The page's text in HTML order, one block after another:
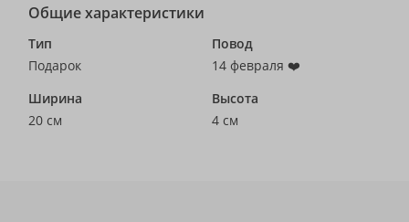
Общие характеристики
Тип
Подарок
Повод
14 февраля ❤️
Ширина
20 см
Высота
4 см